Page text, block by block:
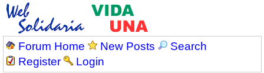
Forum Home New Posts
Search
Register
Login